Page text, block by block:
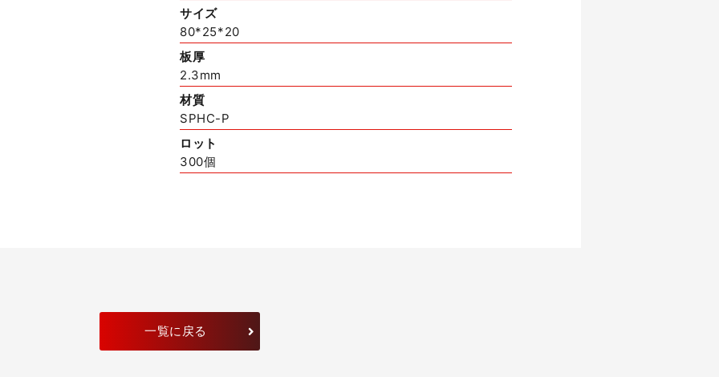
サイズ
80*25*20
板厚
2.3mm
材質
SPHC-P
ロット
300個
一覧に戻る